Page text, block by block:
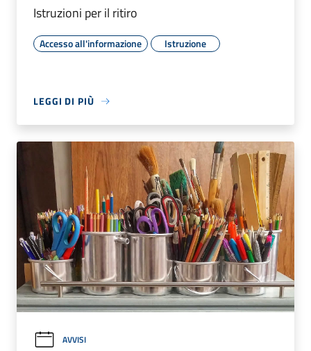
Istruzioni per il ritiro
Accesso all'informazione Istruzione
LEGGI DI PIÙ
AVVISI